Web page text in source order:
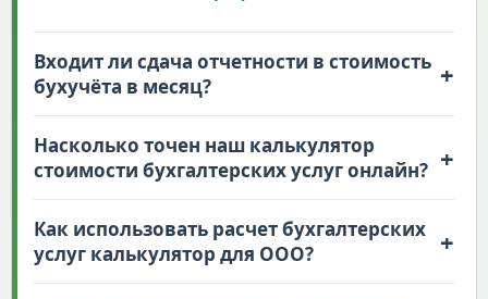
Входит ли сдача отчетности в стоимость
бухучёта в месяц?
+
Насколько точен наш калькулятор
стоимости бухгалтерских услуг онлайн? +
Как использовать расчет бухгалтерских
услуг калькулятор для ООО?
+